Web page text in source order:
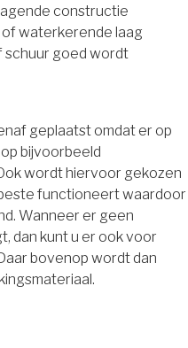
constructie
waterkerende laag
schuur goed wordt
geplaatst omdat er op
bijvoorbeeld
wordt hiervoor gekozen
functioneert waardoor
Wanneer er geen
dan kunt u er ook voor
bovenop wordt dan